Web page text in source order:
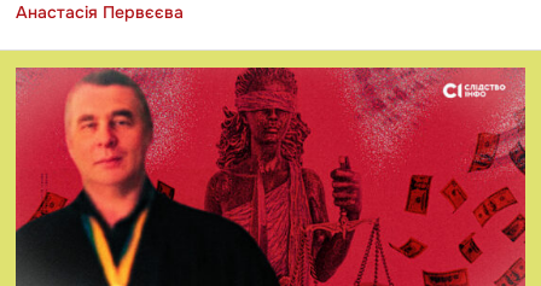
Анастасія Первєєва